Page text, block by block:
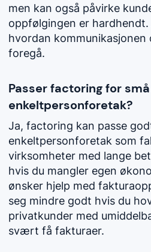
men kan også påvirke
oppfølgingen er
hvordan kommunikasjonen
foregå.
Passer factoring for
enkeltpersonforetak?
Ja, factoring kan passe
enkeltpersonforetak som
virksomheter med lange
hvis du mangler egen
ønsker hjelp med
seg mindre godt hvis du
privatkunder med
svært få fakturaer.